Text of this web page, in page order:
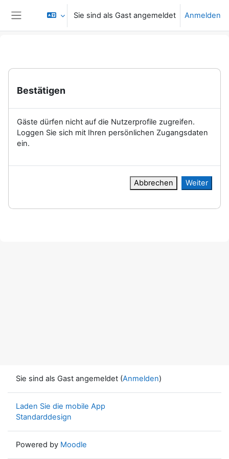
Website-Übersicht
Sie sind als Gast angemeldet Anmelden
Bestätigen
Gäste dürfen nicht auf die Nutzerprofile zugreifen.
Loggen Sie sich mit Ihren persönlichen Zugangsdaten
ein.
Abbrechen Weiter
Sie sind als Gast angemeldet (Anmelden)
Laden Sie die mobile App
Standarddesign
Powered by Moodle